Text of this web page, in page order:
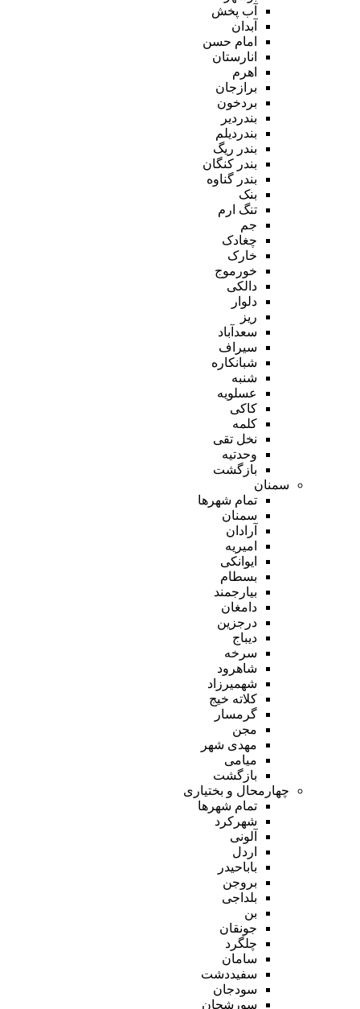
آب پخش
آبدان
امام حسن
انارستان
اهرم
برازجان
بردخون
بندردیر
بندردیلم
بندر ریگ
بندر کنگان
بندر گناوه
بنک
تنگ ارم
جم
چغادک
خارک
خورموج
دالکی
دلوار
ریز
سعدآباد
سیراف
شبانکاره
شنبه
عسلویه
کاکی
کلمه
نخل تقی
وحدتیه
بازگشت
سمنان
تمام شهر‌ها
سمنان
آرادان
امیریه
ایوانکی
بسطام
بیارجمند
دامغان
درجزین
دیباج
سرخه
شاهرود
شهمیرزاد
کلاته خیج
گرمسار
مجن
مهدی شهر
میامی
بازگشت
چهارمحال و بختیاری
تمام شهر‌ها
شهرکرد
آلونی
اردل
باباحیدر
بروجن
بلداجی
بن
جونقان
چلگرد
سامان
سفیددشت
سودجان
سورشجان